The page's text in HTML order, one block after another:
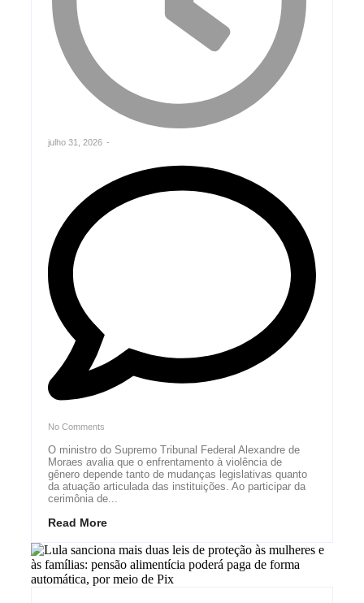
julho 31, 2026 -
No Comments
O ministro do Supremo Tribunal Federal Alexandre de
Moraes avalia que o enfrentamento à violência de
gênero depende tanto de mudanças legislativas quanto
da atuação articulada das instituições. Ao participar da
cerimônia de...
Read More